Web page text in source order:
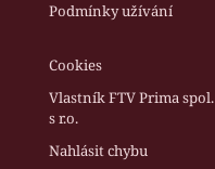
Podmínky užívání
Cookies
Vlastník FTV Prima spol.
s r.o.
Nahlásit chybu